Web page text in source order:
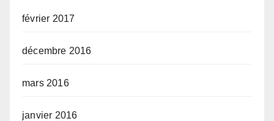
février 2017
décembre 2016
mars 2016
janvier 2016